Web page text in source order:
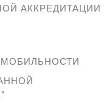
АККРЕДИТАЦИИ